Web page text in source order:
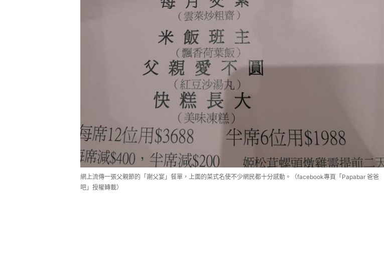
網上流傳一張父親節的「謝父宴」餐單，上面的菜式名使不少網民都十分感動。（facebook專頁「Papabar 爸爸
吧」授權轉載）